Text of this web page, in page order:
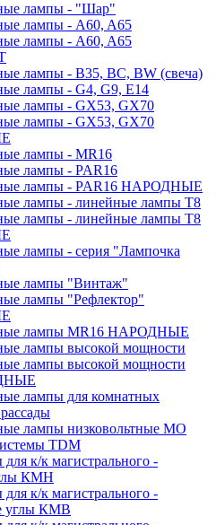
лампы - "Шар"
лампы - A60, A65
лампы - A60, A65
лампы - B35, BC, BW (свеча)
лампы - G4, G9, Е14
лампы - GX53, GX70
лампы - GX53, GX70
лампы - MR16
лампы - PAR16
лампы - PAR16 НАРОДНЫЕ
лампы - линейные лампы T8
лампы - линейные лампы T8
лампы - серия "Лампочка
лампы "Винтаж"
лампы "Рефлектор"
лампы MR16 НАРОДНЫЕ
лампы высокой мощности
лампы высокой мощности
лампы для комнатных
лампы низковольтные МО
TDM
для к/к магистрального -
КМН
для к/к магистрального -
углы КМВ